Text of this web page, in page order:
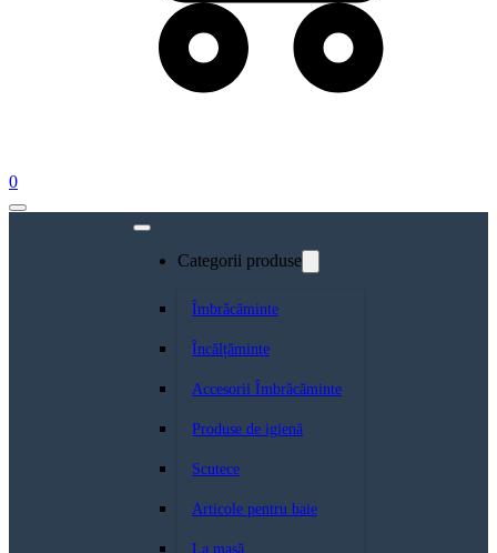
0
Categorii produse
Îmbrăcăminte
Încălțăminte
Accesorii Îmbrăcăminte
Produse de igienă
Scutece
Articole pentru baie
La masă